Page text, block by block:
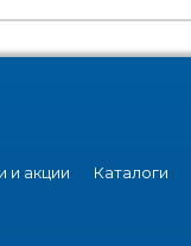
и акции Каталоги